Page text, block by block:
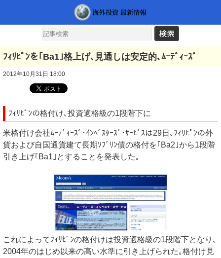
ﾌｨﾘﾋﾟﾝを｢Ba1｣格上げ､見通しは安定的､ﾑｰﾃﾞｨｰｽﾞ
2012年10月31日 18:00
ﾌｨﾘﾋﾟﾝの格付け､投資適格級の1段階下に
米格付け会社ﾑｰﾃﾞｨｰｽﾞ･ｲﾝﾍﾞｽﾀｰｽﾞ･ｻｰﾋﾞｽは29日､ﾌｨﾘﾋﾟﾝの外
貨および自国通貨建て長期ｿﾌﾞﾘﾝ債の格付を｢Ba2｣から1段階
引き上げ｢Ba1｣とすることを発表した｡
これによってﾌｨﾘﾋﾟﾝの格付けは投資適格級の1段階下となり､
2004年のはじめ以来の高い水準に引き上げられた｡格付け見